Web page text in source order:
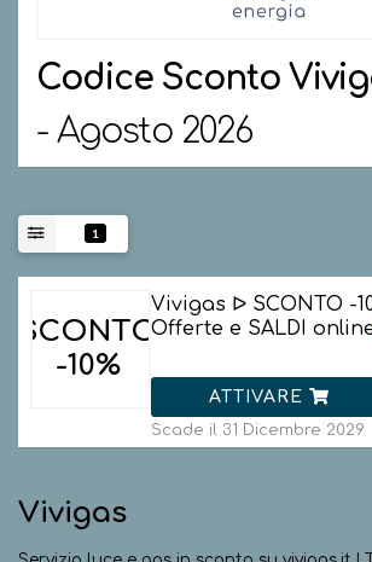
Codice Sconto
- Agosto 2026
1
SCONTO
-10%
Vivigas ᐅ SCONTO -
Offerte e SALDI
ATTIVARE
Scade il 31 Dicembre 2029
Vivigas